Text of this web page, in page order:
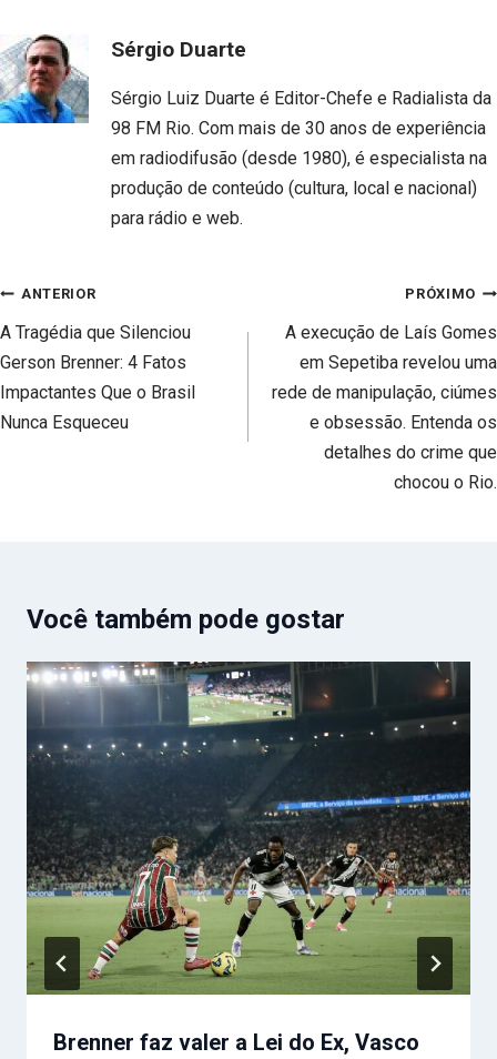
Sérgio Duarte
Sérgio Luiz Duarte é Editor-Chefe e Radialista da
98 FM Rio. Com mais de 30 anos de experiência
em radiodifusão (desde 1980), é especialista na
produção de conteúdo (cultura, local e nacional)
para rádio e web.
Navegação
de
Post
ANTERIOR
A Tragédia que Silenciou
Gerson Brenner: 4 Fatos
Impactantes Que o Brasil
Nunca Esqueceu
PRÓXIMO
A execução de Laís Gomes
em Sepetiba revelou uma
rede de manipulação, ciúmes
e obsessão. Entenda os
detalhes do crime que
chocou o Rio.
Você também pode gostar
Brenner faz valer a Lei do Ex, Vasco